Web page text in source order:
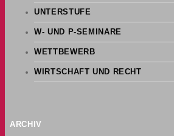
UNTERSTUFE
W- UND P-SEMINARE
WETTBEWERB
WIRTSCHAFT UND RECHT
ARCHIV